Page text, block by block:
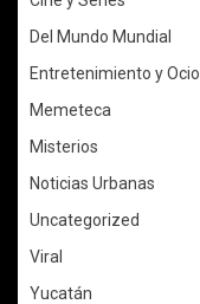
Del Mundo Mundial
Entretenimiento y Ocio
Memeteca
Misterios
Noticias Urbanas
Uncategorized
Viral
Yucatán